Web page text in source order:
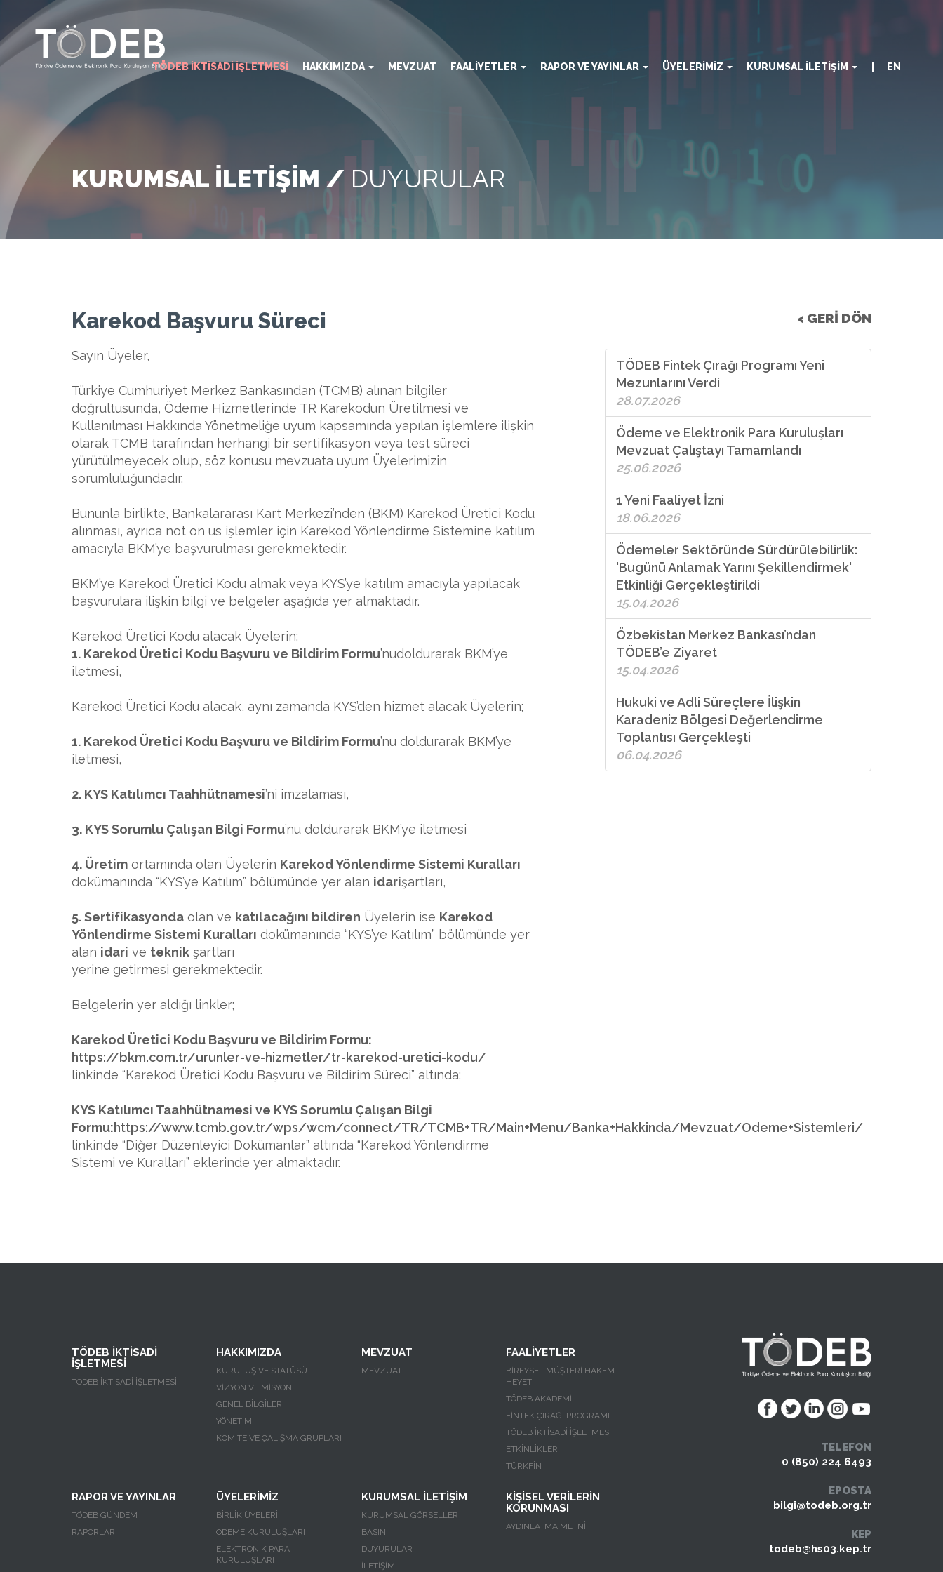
TÖDEB İKTİSADİ İŞLETMESİ HAKKIMIZDA MEVZUAT FAALİYETLER RAPOR VE YAYINLAR ÜYELERİMİZ KURUMSAL İLETİŞİM | EN
KURUMSAL İLETİŞİM / DUYURULAR
Karekod Başvuru Süreci
Sayın Üyeler,
Türkiye Cumhuriyet Merkez Bankasından (TCMB) alınan bilgiler
doğrultusunda, Ödeme Hizmetlerinde TR Karekodun Üretilmesi ve
Kullanılması Hakkında Yönetmeliğe uyum kapsamında yapılan işlemlere ilişkin
olarak TCMB tarafından herhangi bir sertifikasyon veya test süreci
yürütülmeyecek olup, söz konusu mevzuata uyum Üyelerimizin
sorumluluğundadır.
Bununla birlikte, Bankalararası Kart Merkezi’nden (BKM) Karekod Üretici Kodu
alınması, ayrıca not on us işlemler için Karekod Yönlendirme Sistemine katılım
amacıyla BKM’ye başvurulması gerekmektedir.
BKM’ye Karekod Üretici Kodu almak veya KYS’ye katılım amacıyla yapılacak
başvurulara ilişkin bilgi ve belgeler aşağıda yer almaktadır.
Karekod Üretici Kodu alacak Üyelerin;
1. Karekod Üretici Kodu Başvuru ve Bildirim Formu’nudoldurarak BKM’ye
iletmesi,
Karekod Üretici Kodu alacak, aynı zamanda KYS’den hizmet alacak Üyelerin;
1. Karekod Üretici Kodu Başvuru ve Bildirim Formu’nu doldurarak BKM’ye
iletmesi,
2. KYS Katılımcı Taahhütnamesi’ni imzalaması,
3. KYS Sorumlu Çalışan Bilgi Formu’nu doldurarak BKM’ye iletmesi
4. Üretim ortamında olan Üyelerin Karekod Yönlendirme Sistemi Kuralları
dokümanında “KYS’ye Katılım” bölümünde yer alan idarişartları,
5. Sertifikasyonda olan ve katılacağını bildiren Üyelerin ise Karekod
Yönlendirme Sistemi Kuralları dokümanında “KYS’ye Katılım” bölümünde yer
alan idari ve teknik şartları
yerine getirmesi gerekmektedir.
Belgelerin yer aldığı linkler;
Karekod Üretici Kodu Başvuru ve Bildirim Formu:
https://bkm.com.tr/urunler-ve-hizmetler/tr-karekod-uretici-kodu/
​​​​​​​linkinde “Karekod Üretici Kodu Başvuru ve Bildirim Süreci” altında;
KYS Katılımcı Taahhütnamesi ve KYS Sorumlu Çalışan Bilgi
Formu:https://www.tcmb.gov.tr/wps/wcm/connect/TR/TCMB+TR/Main+Menu/Banka+Hakkinda/Mevzuat/Odeme+Sistemleri/
linkinde “Diğer Düzenleyici Dokümanlar” altında “Karekod Yönlendirme
Sistemi ve Kuralları” eklerinde yer almaktadır.
< GERİ DÖN
TÖDEB Fintek Çırağı Programı Yeni
Mezunlarını Verdi
28.07.2026
Ödeme ve Elektronik Para Kuruluşları
Mevzuat Çalıştayı Tamamlandı
25.06.2026
1 Yeni Faaliyet İzni
18.06.2026
Ödemeler Sektöründe Sürdürülebilirlik:
'Bugünü Anlamak Yarını Şekillendirmek'
Etkinliği Gerçekleştirildi
15.04.2026
Özbekistan Merkez Bankası’ndan
TÖDEB’e Ziyaret
15.04.2026
Hukuki ve Adli Süreçlere İlişkin
Karadeniz Bölgesi Değerlendirme
Toplantısı Gerçekleşti
06.04.2026
TÖDEB İKTİSADİ
İŞLETMESİ
TÖDEB İKTİSADİ İŞLETMESİ
HAKKIMIZDA
KURULUŞ VE STATÜSÜ
VİZYON VE MİSYON
GENEL BİLGİLER
YÖNETİM
KOMİTE VE ÇALIŞMA GRUPLARI
MEVZUAT
MEVZUAT
FAALİYETLER
BİREYSEL MÜŞTERİ HAKEM
HEYETİ
TÖDEB AKADEMİ
FİNTEK ÇIRAĞI PROGRAMI
TÖDEB İKTİSADİ İŞLETMESİ
ETKİNLİKLER
TÜRKFİN
RAPOR VE YAYINLAR
TÖDEB GÜNDEM
RAPORLAR
ÜYELERİMİZ
BİRLİK ÜYELERİ
ÖDEME KURULUŞLARI
ELEKTRONİK PARA
KURULUŞLARI
KURUMSAL İLETİŞİM
KURUMSAL GÖRSELLER
BASIN
DUYURULAR
İLETİŞİM
KİŞİSEL VERİLERİN
KORUNMASI
AYDINLATMA METNİ
TELEFON
0 (850) 224 6493
EPOSTA
bilgi@todeb.org.tr
KEP
todeb@hs03.kep.tr